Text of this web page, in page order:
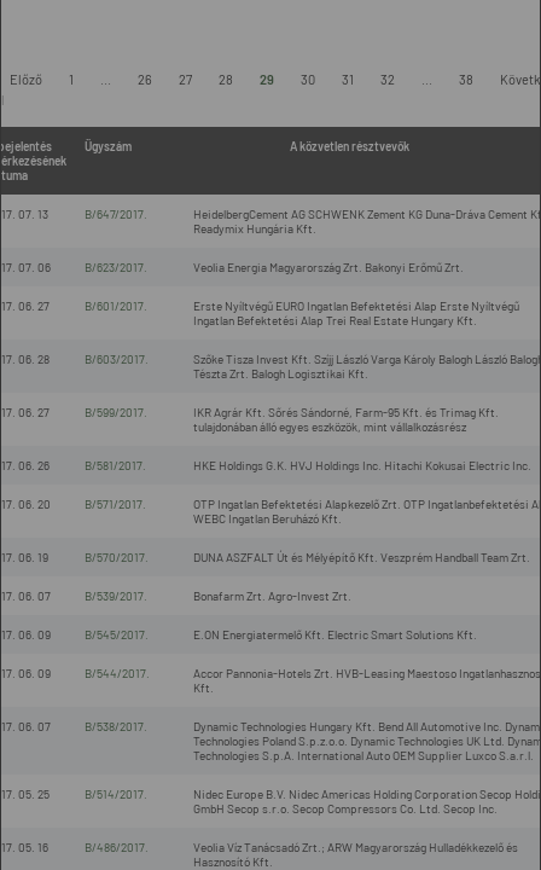
Előző 1 26 27 28 29 30 31 32 38
Ügyszám A közvetlen résztvevők
07. 13 B/647/2017.
HeidelbergCement AG SCHWENK Zement KG Duna-Dráva Cement
Readymix Hungária Kft.
07. 06 B/623/2017. Veolia Energia Magyarország Zrt. Bakonyi Erőmű Zrt.
06. 27 B/601/2017.
Erste Nyíltvégű EURO Ingatlan Befektetési Alap Erste Nyíltvégű
Ingatlan Befektetési Alap Trei Real Estate Hungary Kft.
06. 28 B/603/2017.
Szőke Tisza Invest Kft. Szíjj László Varga Károly Balogh László
Tészta Zrt. Balogh Logisztikai Kft.
06. 27 B/599/2017.
IKR Agrár Kft. Sőrés Sándorné, Farm-95 Kft. és Trimag Kft.
tulajdonában álló egyes eszközök, mint vállalkozásrész
06. 26 B/581/2017. HKE Holdings G.K. HVJ Holdings Inc. Hitachi Kokusai Electric Inc.
06. 20 B/571/2017.
OTP Ingatlan Befektetési Alapkezelő Zrt. OTP Ingatlanbefektetési
WEBC Ingatlan Beruházó Kft.
06. 19 B/570/2017. DUNA ASZFALT Út és Mélyépítő Kft. Veszprém Handball Team Zrt.
06. 07 B/539/2017. Bonafarm Zrt. Agro-Invest Zrt.
06. 09 B/545/2017. E.ON Energiatermelő Kft. Electric Smart Solutions Kft.
06. 09 B/544/2017.
Accor Pannonia-Hotels Zrt. HVB-Leasing Maestoso
Kft.
06. 07 B/538/2017.
Dynamic Technologies Hungary Kft. Bend All Automotive Inc.
Technologies Poland S.p.z.o.o. Dynamic Technologies UK Ltd.
Technologies S.p.A. International Auto OEM Supplier Luxco S.a.r.l.
05. 25 B/514/2017.
Nidec Europe B.V. Nidec Americas Holding Corporation Secop
GmbH Secop s.r.o. Secop Compressors Co. Ltd. Secop Inc.
05. 16 B/486/2017.
Veolia Víz Tanácsadó Zrt.; ARW Magyarország Hulladékkezelő és
Hasznosító Kft.